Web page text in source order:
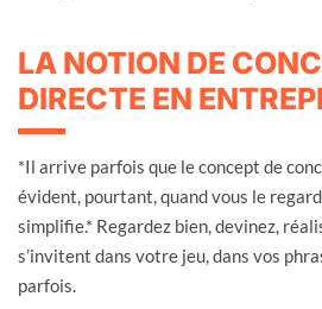
LA NOTION DE
DIRECTE EN
*Il arrive parfois que le concept de
évident, pourtant, quand vous le
simplifie.* Regardez bien, devinez,
s’invitent dans votre jeu, dans vos
parfois.